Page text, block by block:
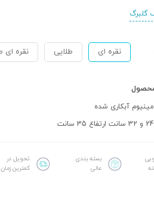
گلبرگ
نقره ای طلایی نقره ای
آبکاری شده
بسته بندی
عالی
تحویل در
کمترین زمان